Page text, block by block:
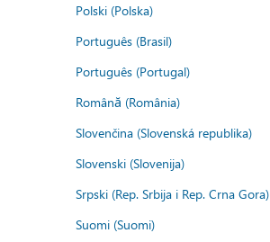
Polski (Polska)
Português (Brasil)
Português (Portugal)
Română (România)
Slovenčina (Slovenská republika)
Slovenski (Slovenija)
Srpski (Rep. Srbija i Rep. Crna Gora)
Suomi (Suomi)